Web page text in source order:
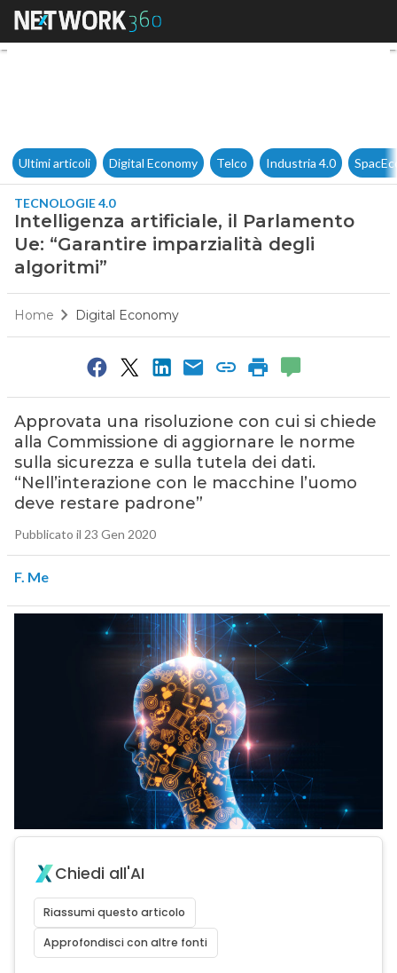
Intelligenza artificiale, il
Ultimi articoli Digital Economy Telco Industria 4.0
TECNOLOGIE 4.0
Intelligenza artificiale, il Parlamento
Ue: “Garantire imparzialità degli
algoritmi”
Home Digital Economy
Approvata una risoluzione con cui si chiede
alla Commissione di aggiornare le norme
sulla sicurezza e sulla tutela dei dati.
“Nell’interazione con le macchine l’uomo
deve restare padrone”
Pubblicato il 23 Gen 2020
F. Me
Chiedi all'AI
Riassumi questo articolo
Approfondisci con altre fonti